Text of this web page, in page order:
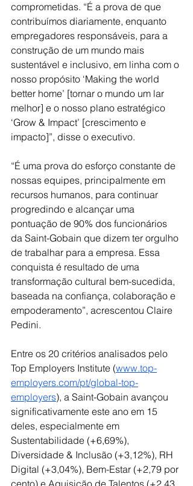
comprometidas. “É a prova de que
contribuímos diariamente, enquanto
empregadores responsáveis, para a
construção de um mundo mais
sustentável e inclusivo, em linha com o
nosso propósito ‘Making the world
better home’ [tornar o mundo um lar
melhor] e o nosso plano estratégico
‘Grow & Impact’ [crescimento e
impacto]”, disse o executivo.
“É uma prova do esforço constante de
nossas equipes, principalmente em
recursos humanos, para continuar
progredindo e alcançar uma
pontuação de 90% dos funcionários
da Saint-Gobain que dizem ter orgulho
de trabalhar para a empresa. Essa
conquista é resultado de uma
transformação cultural bem-sucedida,
baseada na confiança, colaboração e
empoderamento”, acrescentou Claire
Pedini.
Entre os 20 critérios analisados pelo
Top Employers Institute (www.top-
employers.com/pt/global-top-
employers), a Saint-Gobain avançou
significativamente este ano em 15
deles, especialmente em
Sustentabilidade (+6,69%),
Diversidade & Inclusão (+3,12%), RH
Digital (+3,04%), Bem-Estar (+2,79 por